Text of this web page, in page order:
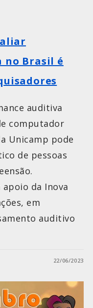
no Brasil é
auditiva
computador
Unicamp pode
de pessoas
da Inova
em
auditivo
22/06/2023